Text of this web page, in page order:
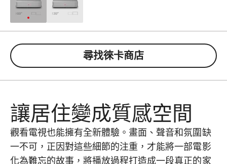
尋找徠卡商店
讓居住變成質感空間
觀看電視也能擁有全新體驗。畫面、聲音和氛圍缺
一不可，正因對這些細節的注重，才能將一部電影
化為難忘的故事，將播放過程打造成一段真正的家